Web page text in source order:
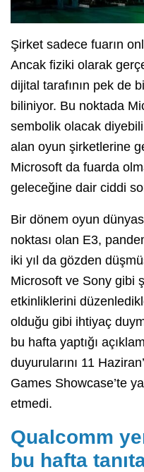
Şirket sadece fuarın
Ancak fiziki olarak
dijital tarafının pek de
biliniyor. Bu noktada
sembolik olacak
alan oyun şirketlerine
Microsoft da fuarda
geleceğine dair ciddi
Bir dönem oyun
noktası olan E3,
iki yıl da gözden
Microsoft ve Sony gibi
etkinliklerini
olduğu gibi ihtiyaç
bu hafta yaptığı
duyurularını 11
Games Showcase’te
etmedi.
Qualcomm
bu hafta